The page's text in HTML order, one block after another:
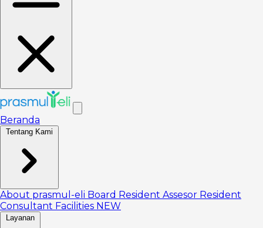
Beranda
Tentang Kami
About prasmul-eli Board Resident Assesor Resident
Consultant Facilities NEW
Layanan